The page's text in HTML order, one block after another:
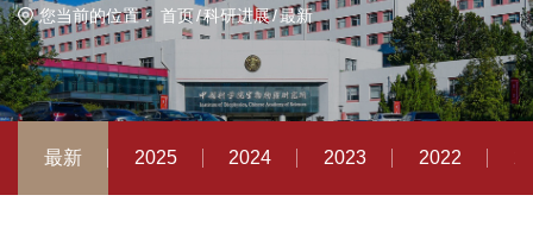
您当前的位置：首页 科研进展 最新
最新 2025 2024 2023 2022